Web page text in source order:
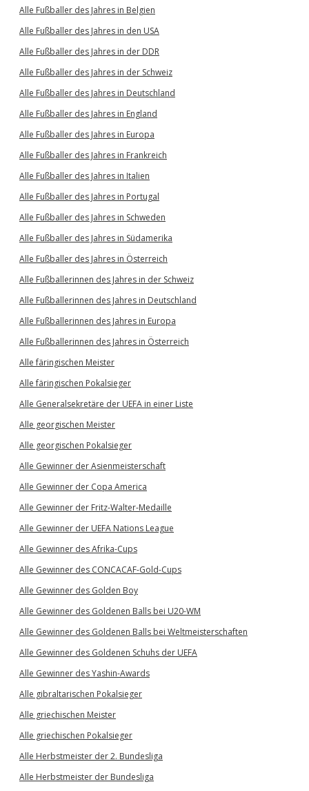
Alle Fußballer des Jahres in Belgien
Alle Fußballer des Jahres in den USA
Alle Fußballer des Jahres in der DDR
Alle Fußballer des Jahres in der Schweiz
Alle Fußballer des Jahres in Deutschland
Alle Fußballer des Jahres in England
Alle Fußballer des Jahres in Europa
Alle Fußballer des Jahres in Frankreich
Alle Fußballer des Jahres in Italien
Alle Fußballer des Jahres in Portugal
Alle Fußballer des Jahres in Schweden
Alle Fußballer des Jahres in Südamerika
Alle Fußballer des Jahres in Österreich
Alle Fußballerinnen des Jahres in der Schweiz
Alle Fußballerinnen des Jahres in Deutschland
Alle Fußballerinnen des Jahres in Europa
Alle Fußballerinnen des Jahres in Österreich
Alle färingischen Meister
Alle färingischen Pokalsieger
Alle Generalsekretäre der UEFA in einer Liste
Alle georgischen Meister
Alle georgischen Pokalsieger
Alle Gewinner der Asienmeisterschaft
Alle Gewinner der Copa America
Alle Gewinner der Fritz-Walter-Medaille
Alle Gewinner der UEFA Nations League
Alle Gewinner des Afrika-Cups
Alle Gewinner des CONCACAF-Gold-Cups
Alle Gewinner des Golden Boy
Alle Gewinner des Goldenen Balls bei U20-WM
Alle Gewinner des Goldenen Balls bei Weltmeisterschaften
Alle Gewinner des Goldenen Schuhs der UEFA
Alle Gewinner des Yashin-Awards
Alle gibraltarischen Pokalsieger
Alle griechischen Meister
Alle griechischen Pokalsieger
Alle Herbstmeister der 2. Bundesliga
Alle Herbstmeister der Bundesliga